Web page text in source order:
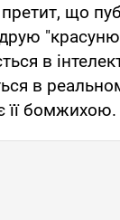
що
в
в
її бомжихою.